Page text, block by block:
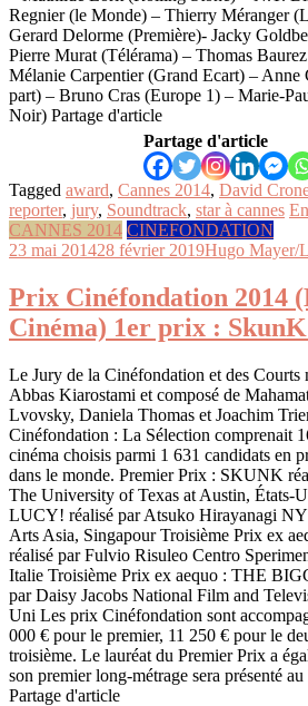
Regnier (le Monde) – Thierry Méranger
Gerard Delorme (Première)- Jacky
Pierre Murat (Télérama) – Thomas
Mélanie Carpentier (Grand Ecart) – Anne
part) – Bruno Cras (Europe 1) – Marie-
Noir) Partage d'article
Partage d'article
Tagged award, Cannes 2014, David
reporter, jury, Soundtrack, star à cannes
CANNES 2014 CINEFONDATION
23 mai 201428 février 2019Hugo Mayer/
Prix Cinéfondation 2014
Cinéma) 1er prix :
Le Jury de la Cinéfondation et des Courts
Abbas Kiarostami et composé de
Lvovsky, Daniela Thomas et Joachim
Cinéfondation : La Sélection comprenait
cinéma choisis parmi 1 631 candidats en
dans le monde. Premier Prix : SKUNK
The University of Texas at Austin, États-
LUCY! réalisé par Atsuko Hirayanagi
Arts Asia, Singapour Troisième Prix ex
réalisé par Fulvio Risuleo Centro
Italie Troisième Prix ex aequo : THE
par Daisy Jacobs National Film and
Uni Les prix Cinéfondation sont
000 € pour le premier, 11 250 € pour le
troisième. Le lauréat du Premier Prix a
son premier long-métrage sera présenté
Partage d'article